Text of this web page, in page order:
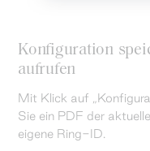
Konfiguration
aufrufen
Mit Klick auf
Sie ein PDF der
eigene Ring-ID.